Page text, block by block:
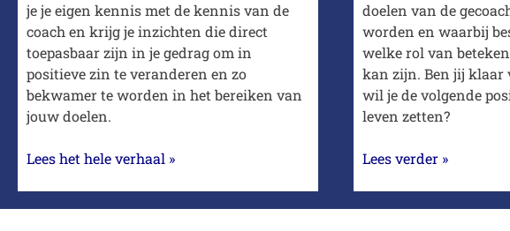
je je eigen kennis met de kennis van de
coach en krijg je inzichten die direct
toepasbaar zijn in je gedrag om in
positieve zin te veranderen en zo
bekwamer te worden in het bereiken van
jouw doelen.
Lees het hele verhaal »
doelen van de
worden en waarbij
welke rol van
kan zijn. Ben jij klaar
wil je de volgende
leven zetten?
Lees verder »